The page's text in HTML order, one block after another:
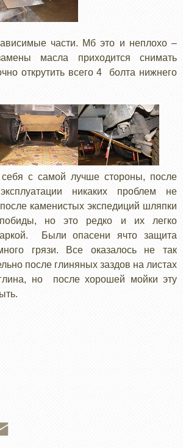
части. Мб это и неплохо –
масла приходится снимать
открутить всего 4 болта нижнего
с самой лучше стороны, после
никаких проблем не
каменистых экспедиций шляпки
но это редко и их легко
Были опасени ячто защита
грязи. Все оказалось не так
после глиняных заздов на листах
но после хорошей мойки эту